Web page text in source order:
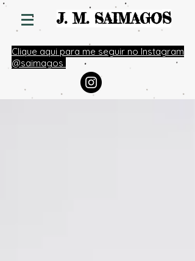
J. M. SAIMAGOS
Clique aqui para me seguir no Instagram
@saimagos